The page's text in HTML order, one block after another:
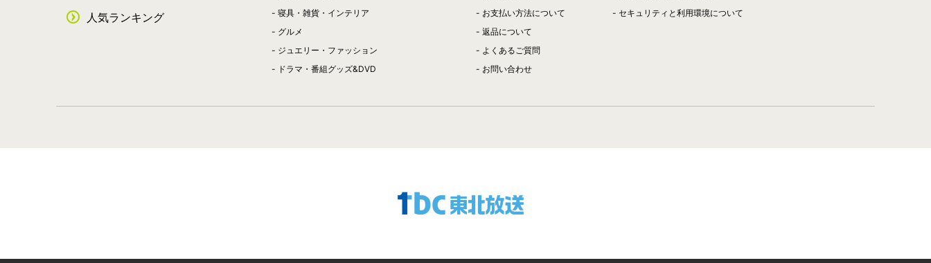
人気ランキング
寝具・雑貨・インテリア
グルメ
ジュエリー・ファッション
ドラマ・番組グッズ&DVD
お支払い方法について
返品について
よくあるご質問
お問い合わせ
セキュリティと利用環境について